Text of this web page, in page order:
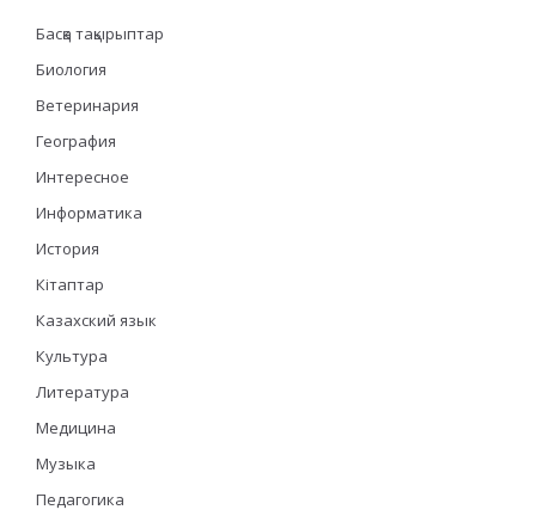
Басқа тақырыптар
Биология
Ветеринария
География
Интересное
Информатика
История
Кітаптар
Казахский язык
Культура
Литература
Медицина
Музыка
Педагогика